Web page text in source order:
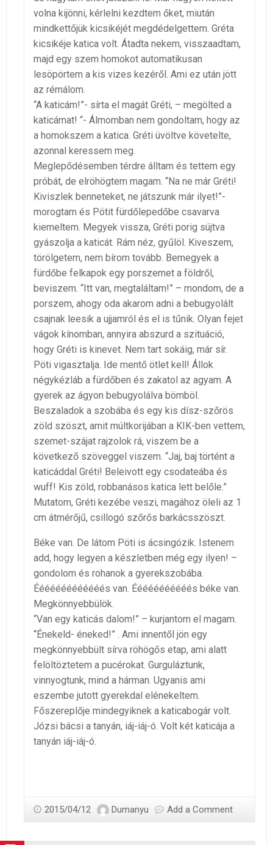
volna kijönni, kérlelni kezdtem őket, miután
mindkettőjük kicsikéjét megdédelgettem. Gréta
kicsikéje katica volt. Átadta nekem, visszaadtam,
majd egy szem homokot automatikusan
lesöpörtem a kis vizes kezéről. Ami ez után jött
az rémálom.
“A katicám!”- sírta el magát Gréti, – megölted a
katicámat! “- Álmomban nem gondoltam, hogy az
a homokszem a katica. Gréti üvöltve követelte,
azonnal keressem meg.
Meglepődésemben térdre álltam és tettem egy
próbát, de elröhögtem magam. “Na ne már Gréti!
Kiviszlek benneteket, ne játszunk már ilyet!”-
morogtam és Pötit fürdőlepedőbe csavarva
kiemeltem. Megyek vissza, Gréti porig sújtva
gyászolja a katicát. Rám néz, gyűlöl. Kiveszem,
törölgetem, nem bírom tovább. Bemegyek a
fürdőbe felkapok egy porszemet a földről,
beviszem. “Itt van, megtaláltam!” – mondom, de a
porszem, ahogy oda akarom adni a bebugyolált
csajnak leesik a ujjamról és el is tűnik. Olyan fejet
vágok kínomban, annyira abszurd a szituáció,
hogy Gréti is kinevet. Nem tart sokáig, már sír.
Pöti vigasztalja. Ide mentő ötlet kell! Állok
négykézláb a fürdőben és zakatol az agyam. A
gyerek az ágyon bebugyolálva bömböl.
Beszaladok a szobába és egy kis dísz-szőrös
zöld szöszt, amit múltkorijában a KIK-ben vettem,
szemet-szájat rajzolok rá, viszem be a
következő szöveggel viszem. “Jaj, baj történt a
katicáddal Gréti! Beleivott egy csodateába és
wuff! Kis zöld, robbanásos katica lett belőle.”
Mutatom, Gréti kezébe veszi, magához öleli az 1
cm átmérőjű, csillogó szőrős barkácsszöszt.
Béke van. De látom Pöti is ácsingózik. Istenem
add, hogy legyen a készletben még egy ilyen! –
gondolom és rohanok a gyerekszobába.
Ééééééééééééés van. Ééééééééééés béke van.
Megkönnyebbülök.
“Van egy katicás dalom!” – kurjantom el magam.
“Énekeld- éneked!” . Ami innentől jön egy
megkönnyebbült sírva röhögős etap, ami alatt
felöltöztetem a pucérokat. Gurguláztunk,
vinnyogtunk, mind a hárman. Ugyanis ami
eszembe jutott gyerekdal elénekeltem.
Főszereplője mindegyiknek a katicabogár volt.
Józsi bácsi a tanyán, iáj-iáj-ó. Volt két katicája a
tanyán iáj-iáj-ó.
2015/04/12 Dumanyu Add a Comment